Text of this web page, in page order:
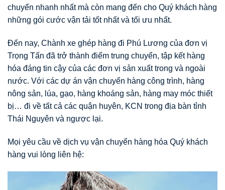
chuyển nhanh nhất mà còn mang đến cho Quý khách hàng
những gói cước vận tải tốt nhất và tối ưu nhất.
Đến nay, Chành xe ghép hàng đi Phú Lương của đơn vị
Trọng Tấn đã trở thành điểm trung chuyển, tập kết hàng
hóa đáng tin cậy của các đơn vị sản xuất trong và ngoài
nước. Với các dự án vận chuyển hàng công trình, hàng
nông sản, lúa, gạo, hàng khoáng sản, hàng may móc thiết
bị… đi về tất cả các quận huyên, KCN trong địa bàn tỉnh
Thái Nguyên và ngược lại.
Mọi yêu cầu về dịch vụ vận chuyển hàng hóa Quý khách
hàng vui lòng liên hệ: